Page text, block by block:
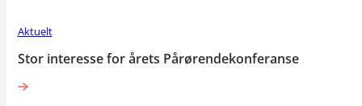
Aktuelt
Stor interesse for årets Pårørendekonferanse